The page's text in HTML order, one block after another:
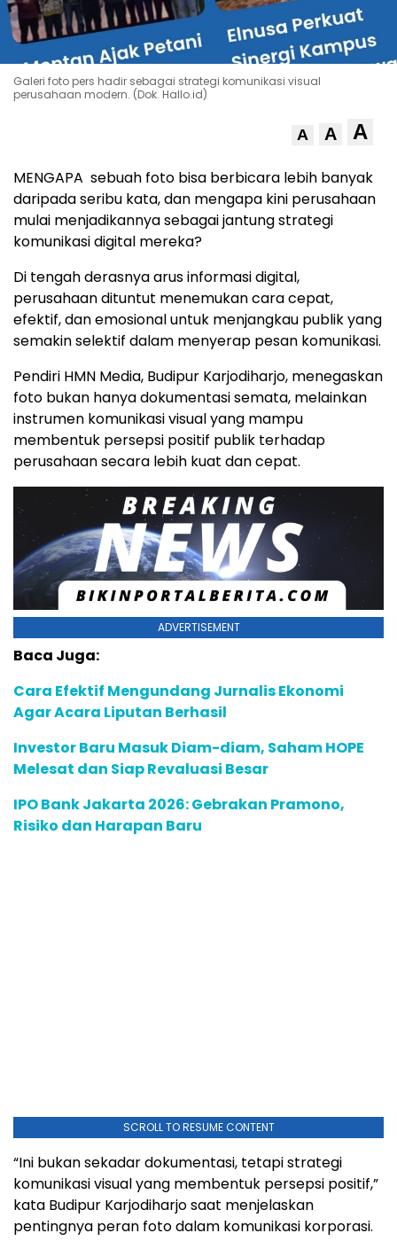
Galeri foto pers hadir sebagai strategi komunikasi visual
perusahaan modern. (Dok. Hallo.id)
A A A
MENGAPA sebuah foto bisa berbicara lebih banyak
daripada seribu kata, dan mengapa kini perusahaan
mulai menjadikannya sebagai jantung strategi
komunikasi digital mereka?
Di tengah derasnya arus informasi digital,
perusahaan dituntut menemukan cara cepat,
efektif, dan emosional untuk menjangkau publik yang
semakin selektif dalam menyerap pesan komunikasi.
Pendiri HMN Media, Budipur Karjodiharjo, menegaskan
foto bukan hanya dokumentasi semata, melainkan
instrumen komunikasi visual yang mampu
membentuk persepsi positif publik terhadap
perusahaan secara lebih kuat dan cepat.
ADVERTISEMENT
Baca Juga:
Cara Efektif Mengundang Jurnalis Ekonomi
Agar Acara Liputan Berhasil
Investor Baru Masuk Diam-diam, Saham HOPE
Melesat dan Siap Revaluasi Besar
IPO Bank Jakarta 2026: Gebrakan Pramono,
Risiko dan Harapan Baru
SCROLL TO RESUME CONTENT
“Ini bukan sekadar dokumentasi, tetapi strategi
komunikasi visual yang membentuk persepsi positif,”
kata Budipur Karjodiharjo saat menjelaskan
pentingnya peran foto dalam komunikasi korporasi.